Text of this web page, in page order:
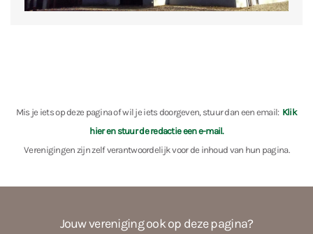
Mis je iets op deze pagina of wil je iets doorgeven, stuur dan een email: Klik
hier en stuur de redactie een e-mail.
Verenigingen zijn zelf verantwoordelijk voor de inhoud van hun pagina.
Jouw vereniging ook op deze pagina?